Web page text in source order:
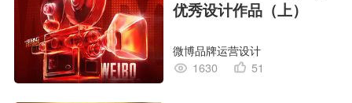
优秀设计作品（上）
微博品牌运营设计
1630
51